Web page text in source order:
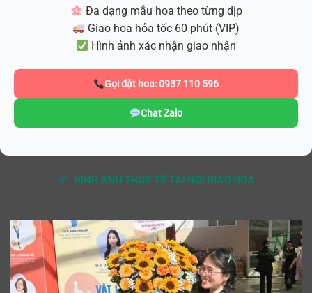
Đa dạng mẫu hoa theo từng dịp
Giao hoa hỏa tốc 60 phút (VIP)
Hình ảnh xác nhận giao nhận
Gọi đặt hoa: 0937 110 596
Chat Zalo
HÌNH ẢNH THỰC TẾ TẠI NƠI GIAO HOA